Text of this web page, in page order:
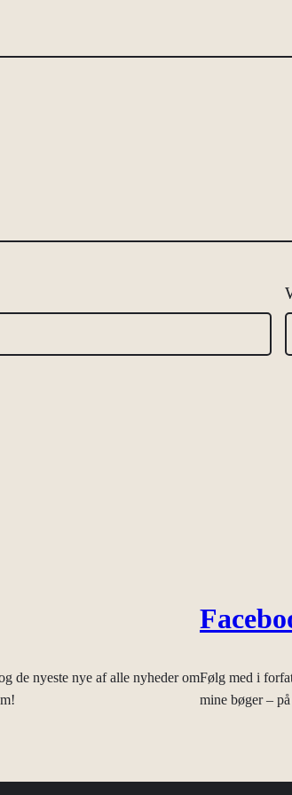
de nyeste nye af alle nyheder omFølg med i
mine bøger –